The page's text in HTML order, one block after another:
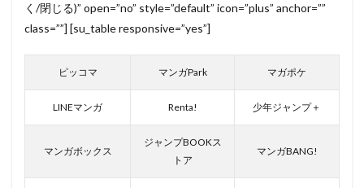
く/閉じる)” open=”no” style=”default” icon=”plus” anchor=””
class=””] [su_table responsive=”yes”]
ピッコマ マンガPark マガポケ
LINEマンガ Renta! 少年ジャンプ＋
マンガボックス
ジャンプBOOKス
トア
マンガBANG!